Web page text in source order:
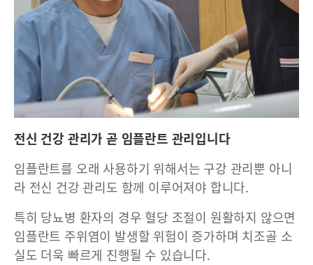
전신 건강 관리가 곧 임플란트 관리입니다
임플란트를 오래 사용하기 위해서는 구강 관리뿐 아니
라 전신 건강 관리도 함께 이루어져야 합니다.
특히 당뇨병 환자의 경우 혈당 조절이 원활하지 않으면
임플란트 주위염이 발생할 위험이 증가하며 치조골 소
실도 더욱 빠르게 진행될 수 있습니다.